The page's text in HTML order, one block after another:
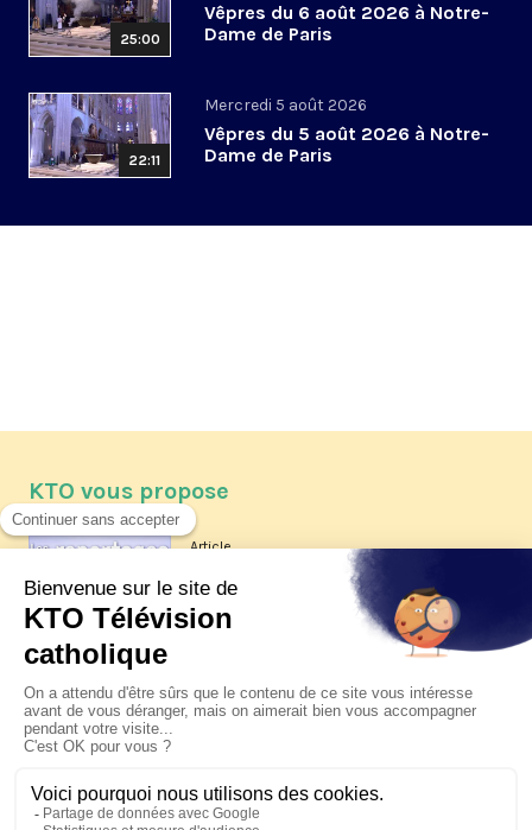
25:00
Vêpres du 6 août 2026 à Notre-
Dame de Paris
22:11
Mercredi 5 août 2026
Vêpres du 5 août 2026 à Notre-
Dame de Paris
KTO vous propose
Article
Les reportages d'été 2026 de KTO
La visite pastorale du pape Léon
XIV à Assise à suivre sur KTO le
jeudi 6 août
Le pape en Uruguay, Argentine et
Pérou du 6 au 17 novembre 2026